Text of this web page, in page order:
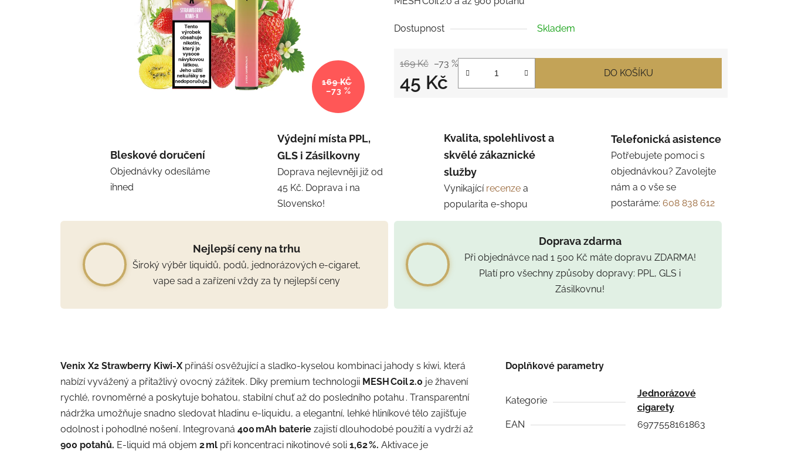
Dostupnost Skladem
169 Kč –73 %
45 Kč DO KOŠÍKU
169 KČ
–73 %
Bleskové doručení
Objednávky odesíláme
ihned
Výdejní místa PPL,
GLS i Zásilkovny
Doprava nejlevněji již od
45 Kč. Doprava i na
Slovensko!
Kvalita, spolehlivost a
skvělé zákaznické
služby
Vynikající recenze a
popularita e-shopu
Telefonická asistence
Potřebujete pomoci s
objednávkou? Zavolejte
nám a o vše se
postaráme: 608 838 612
Nejlepší ceny na trhu
Široký výběr liquidů, podů, jednorázových e-cigaret,
vape sad a zařízení vždy za ty nejlepší ceny
Doprava zdarma
Při objednávce nad 1 500 Kč máte dopravu ZDARMA!
Platí pro všechny způsoby dopravy: PPL, GLS i
Zásilkovnu!
Venix X2 Strawberry Kiwi‑Xpřináší osvěžující a sladko‑kyselou kombinaci jahody s kiwi, která
nabízí vyvážený a přitažlivý ovocný zážitek . Díky premium technologii MESH Coil 2.0 je žhavení
rychlé, rovnoměrné a poskytuje bohatou, stabilní chuť až do posledního potahu . Transparentní
nádržka umožňuje snadno sledovat hladinu e‑liquidu, a elegantní, lehké hliníkové tělo zajišťuje
odolnost i pohodlné nošení . Integrovaná 400 mAh baterie zajistí dlouhodobé použití a vydrží až
900 potahů. E‑liquid má objem 2 ml při koncentraci nikotinové soli 1,62 %. Aktivace je
Doplňkové parametry
Kategorie
Jednorázové
cigarety
EAN
6977558161863